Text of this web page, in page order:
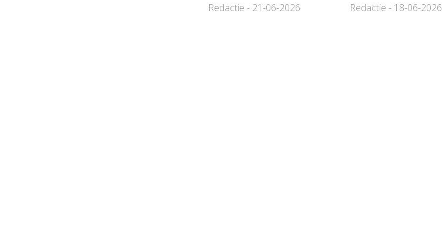
Redactie - 21-06-2026
Redactie - 18-06-2026